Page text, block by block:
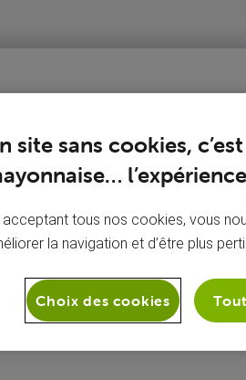
Téléphonie Mon
site sans cookies,
acceptant tous nos cookies, vous
la navigation et d’être plus
Choix des cookies